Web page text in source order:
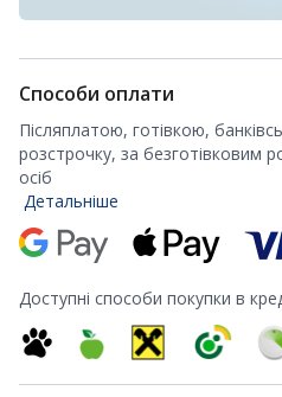
Способи оплати
Післяплатою, готівкою,
розстрочку, за безготівковим
осіб
Детальніше
Доступні способи покупки в